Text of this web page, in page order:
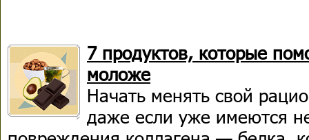
7 продуктов, которые
моложе
Начать менять свой
даже если уже имеются